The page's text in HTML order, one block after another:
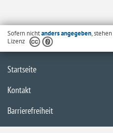
Sofern nichtanders angegeben,
Lizenz
Startseite
Kontakt
Barrierefreiheit